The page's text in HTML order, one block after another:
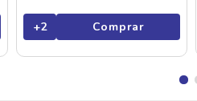
+2 Comprar